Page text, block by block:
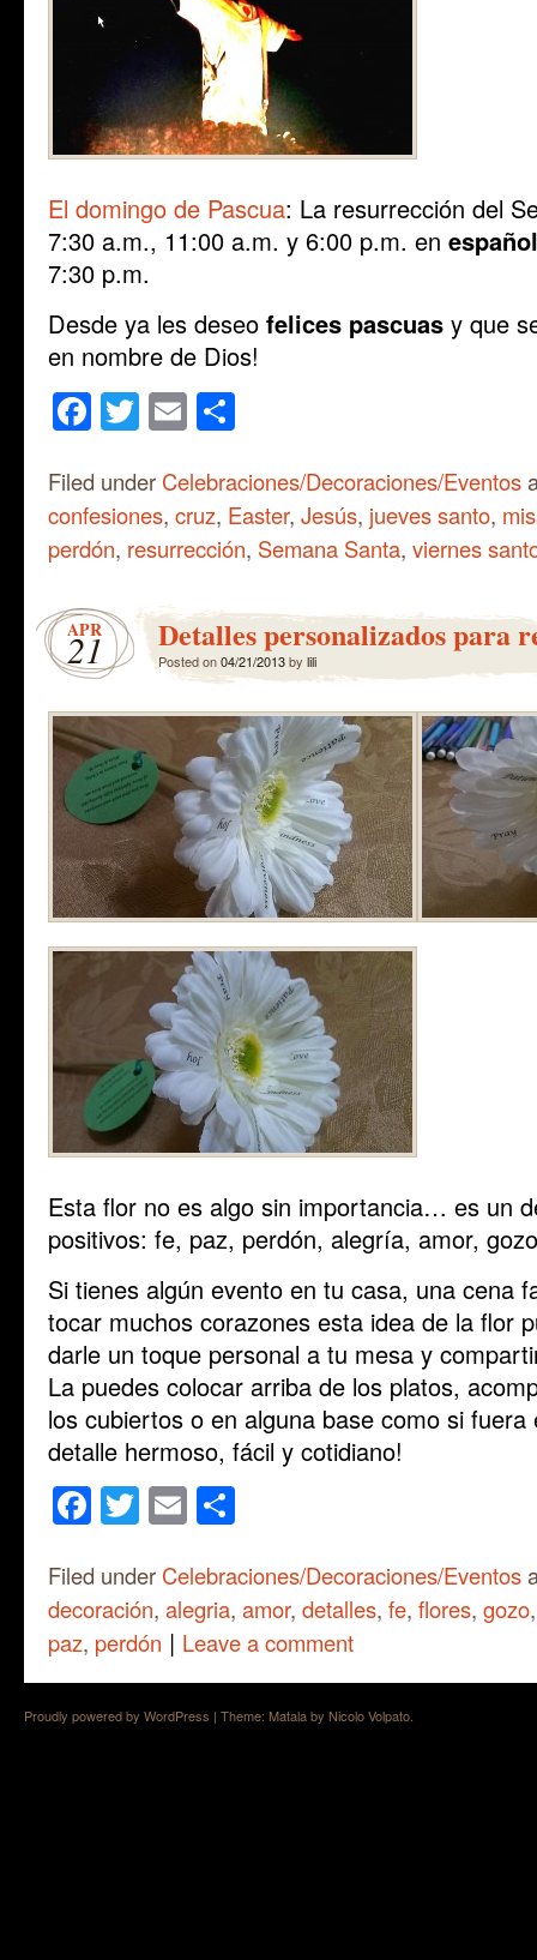
El domingo de Pascua: La resurrección del
7:30 a.m., 11:00 a.m. y 6:00 p.m. en español
7:30 p.m.
Desde ya les deseo felices pascuas y que
en nombre de Dios!
Facebook
Twitter
Email
Filed under Celebraciones/Decoraciones/Eventos
confesiones, cruz, Easter, Jesús, jueves santo,
perdón, resurrección, Semana Santa, viernes
APR
21 Detalles personalizados para
Posted on04/21/2013by lili
Esta flor no es algo sin importancia… es un
positivos: fe, paz, perdón, alegría, amor,
Si tienes algún evento en tu casa, una cena
tocar muchos corazones esta idea de la flor
darle un toque personal a tu mesa y
La puedes colocar arriba de los platos,
los cubiertos o en alguna base como si
detalle hermoso, fácil y cotidiano!
Facebook
Twitter
Email
Filed under Celebraciones/Decoraciones/Eventos
decoración, alegria, amor, detalles, fe, flores, gozo
paz, perdón | Leave a comment
Proudly powered by WordPress | Theme: Matala by Nicolo Volpato.